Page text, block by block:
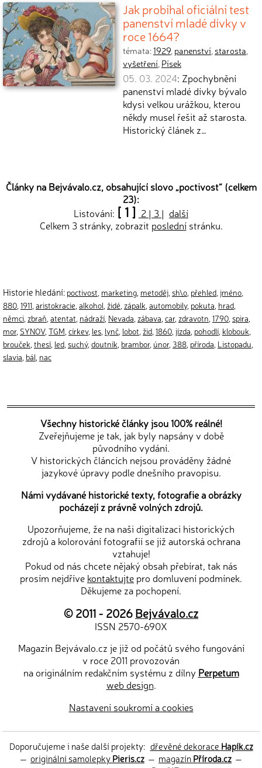
Jak probíhal oficiální test
panenství mladé dívky v
roce 1664?
témata:1929, panenství, starosta,
vyšetření, Písek
05. 03. 2024: Zpochybnění
panenství mladé dívky bývalo
kdysi velkou urážkou, kterou
někdy musel řešit až starosta.
Historický článek z…
Články na Bejvávalo.cz, obsahující slovo „poctivost“ (celkem
23):
Listování: [ 1 ] 2 | 3 | další
Celkem 3 stránky, zobrazit poslednístránku.
Historie hledání: poctivost marketing metoděj sh\o přehled jméno
880 1911 aristokracie alkohol židé zápalk automobily, pokuta hrad
němci zbraň atentat nádraží Nevada zábava car, zdravotn 1790 spira
mor, SYNOV, TGM církev, les lynč lobot žid 1860 jízda pohodlí klobouk
brouček thesĩ, led suchý, doutník brambor, únor, 388 příroda Listopadu
slavia bál nac
Všechny historické články jsou 100% reálné!
Zveřejňujeme je tak, jak byly napsány v době
původního vydání.
V historických článcích nejsou prováděny žádné
jazykové úpravy podle dnešního pravopisu.
Námi vydávané historické texty, fotografie a obrázky
pocházejí z právně volných zdrojů.
Upozorňujeme, že na naši digitalizaci historických
zdrojů a kolorování fotografií se již autorská ochrana
vztahuje!
Pokud od nás chcete nějaký obsah přebírat, tak nás
prosím nejdříve kontaktujte pro domluvení podmínek.
Děkujeme za pochopení.
© 2011 - 2026Bejvávalo.cz
ISSN 2570-690X
Magazín Bejvávalo.cz je již od počátů svého fungování
v roce 2011 provozován
na originálním redakčním systému z dílny Perpetum
web design.
Nastavení soukromí a cookies
Doporučujeme i naše další projekty: dřevěné dekorace Hapík.cz
— originální samolepkyPieris.cz — magazínPříroda.cz —